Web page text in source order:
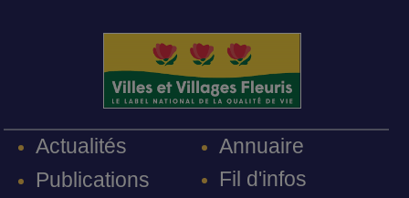
Actualités
Publications
Annuaire
Fil d'infos